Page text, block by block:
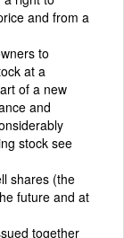
and from a
to
at a
of a new
and
stock see
shares (the
future and at
together